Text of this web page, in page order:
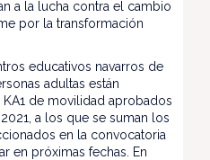
a la lucha contra el cambio
por la transformación
educativos navarros de
adultas están
de movilidad aprobados
a los que se suman los
en la convocatoria
en próximas fechas. En